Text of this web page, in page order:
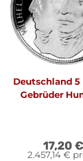
Deutschland 5
Gebrüder
17,20 €
2.457,14 €